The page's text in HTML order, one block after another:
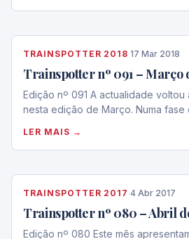
TRAINSPOTTER 2018·17 Mar 2018
Trainspotter nº 091 – Março
Edição nº 091 A actualidade voltou
nesta edição de Março. Numa fase
LER MAIS →
TRAINSPOTTER 2017 ·4 Abr 2017
Trainspotter nº 080 – Abril
Edição nº 080 Este mês